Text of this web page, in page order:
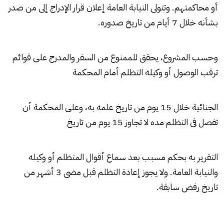
أو محاكمتهم. وتتولى النيابة العامة إعلان قرار الإدراج إلى من صدر
بشأنه خلال 7 أيام من تاريخ صدوره.
وحسب المشروع، يحقق للممنوع من السفر والمدرج على قوائم
ترقب الوصول أو وكيله التظلم أمام المحكمة
الجنائية خلال 15 يوم من تاريخ علمه به، وعلى المحكمة أن
تفصل فى التظلم مده لا تجاوز 15 يوم من تاريخ
التقرير به بحكم مسبب بعد سماع أقوال المتظلم أو وكيله
والنيابة العامة. ولا يجوز إعادة التظلم قبل مضى 3 أشهر من
تاريخ رفض سابقة.